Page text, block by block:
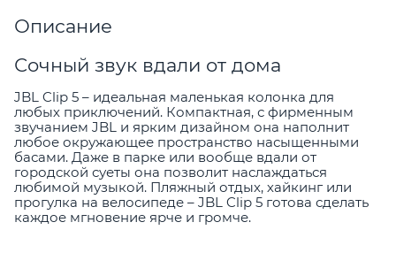
Описание
Сочный звук вдали от дома
JBL Clip 5 – идеальная маленькая колонка для
любых приключений. Компактная, с фирменным
звучанием JBL и ярким дизайном она наполнит
любое окружающее пространство насыщенными
басами. Даже в парке или вообще вдали от
городской суеты она позволит наслаждаться
любимой музыкой. Пляжный отдых, хайкинг или
прогулка на велосипеде – JBL Clip 5 готова сделать
каждое мгновение ярче и громче.